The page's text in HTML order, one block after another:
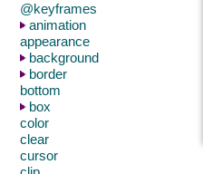
@keyframes
animation
appearance
background
border
bottom
box
color
clear
cursor